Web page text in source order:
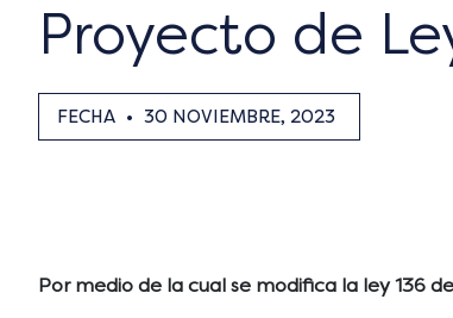
Proyecto de
FECHA • 30 NOVIEMBRE, 2023
Por medio de la cual se modifica la ley 136